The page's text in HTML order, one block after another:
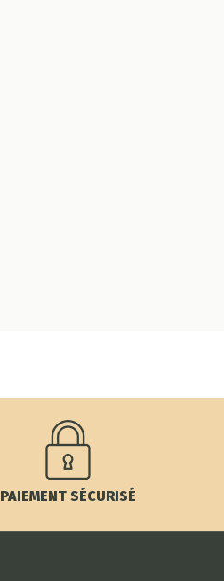
PAIEMENT SÉCURISÉ